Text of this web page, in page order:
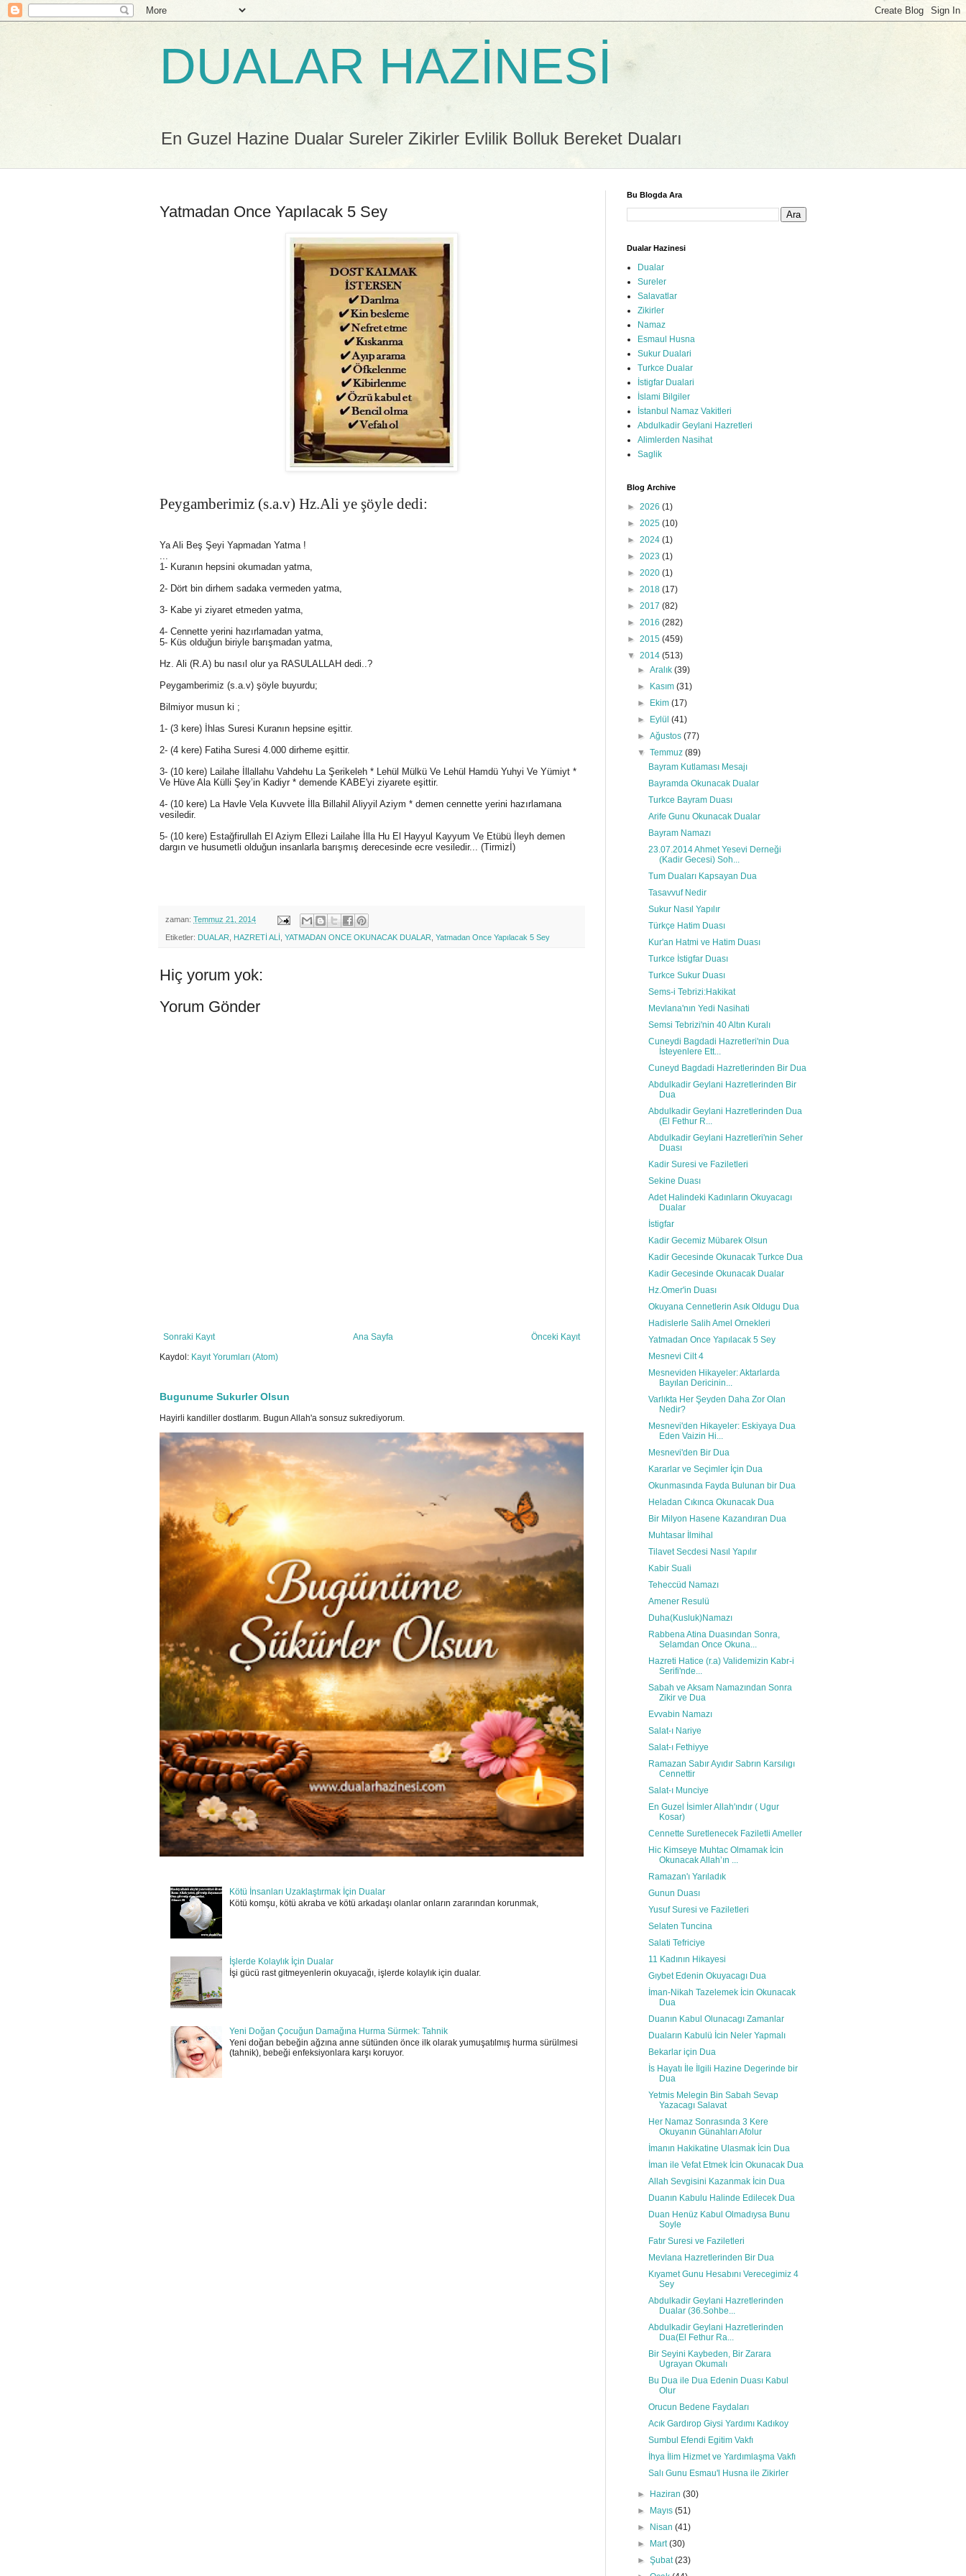
DUALAR HAZİNESİ
En Guzel Hazine Dualar Sureler Zikirler Evlilik Bolluk Bereket Duaları
Yatmadan Once Yapılacak 5 Sey
Peygamberimiz (s.a.v) Hz.Ali ye şöyle dedi:
Ya Ali Beş Şeyi Yapmadan Yatma !
1- Kuranın hepsini okumadan yatma,
2- Dört bin dirhem sadaka vermeden yatma,
3- Kabe yi ziyaret etmeden yatma,
4- Cennette yerini hazırlamadan yatma,
5- Küs olduğun biriyle barışmadan yatma,
Hz. Ali (R.A) bu nasıl olur ya RASULALLAH dedi..?
Peygamberimiz (s.a.v) şöyle buyurdu;
Bilmiyor musun ki ;
1- (3 kere) İhlas Suresi Kuranın hepsine eşittir.
2- (4 kere) Fatiha Suresi 4.000 dirheme eşittir.
3- (10 kere) Lailahe İllallahu Vahdehu La Şerikeleh * Lehül Mülkü Ve Lehül Hamdü Yuhyi Ve Yümiyt *
Ve Hüve Ala Külli Şey’in Kadiyr * demende KABE'yi ziyarete eşittir.
4- (10 kere) La Havle Vela Kuvvete İlla Billahil Aliyyil Aziym * demen cennette yerini hazırlamana
vesiledir.
5- (10 kere) Estağfirullah El Aziym Ellezi Lailahe İlla Hu El Hayyul Kayyum Ve Etübü İleyh demen
dargın ve husumetli olduğun insanlarla barışmış derecesinde ecre vesiledir... (Tirmizİ)
zaman: Temmuz 21, 2014
Etiketler: DUALAR HAZRETİ ALİ YATMADAN ONCE OKUNACAK DUALAR Yatmadan Once Yapılacak 5 Sey
Hiç yorum yok:
Yorum Gönder
Sonraki Kayıt Önceki Kayıt
Ana Sayfa
Kaydol: Kayıt Yorumları (Atom)
Bugunume Sukurler Olsun
Hayirli kandiller dostlarım. Bugun Allah'a sonsuz sukrediyorum.
Kötü İnsanları Uzaklaştırmak İçin Dualar
Kötü komşu, kötü akraba ve kötü arkadaşı olanlar onların zararından korunmak,
İşlerde Kolaylık İçin Dualar
İşi gücü rast gitmeyenlerin okuyacağı, işlerde kolaylık için dualar.
Yeni Doğan Çocuğun Damağına Hurma Sürmek: Tahnik
Yeni doğan bebeğin ağzına anne sütünden önce ilk olarak yumuşatılmış hurma sürülmesi
(tahnik), bebeği enfeksiyonlara karşı koruyor.
Bu Blogda Ara
Dualar Hazinesi
Dualar
Sureler
Salavatlar
Zikirler
Namaz
Esmaul Husna
Sukur Dualari
Turkce Dualar
İstigfar Dualari
İslami Bilgiler
İstanbul Namaz Vakitleri
Abdulkadir Geylani Hazretleri
Alimlerden Nasihat
Saglik
Blog Archive
► 2026 (1)
► 2025 (10)
► 2024 (1)
► 2023 (1)
► 2020 (1)
► 2018 (17)
► 2017 (82)
► 2016 (282)
► 2015 (459)
▼ 2014 (513)
►Aralık(39)
►
Kasım(31)
►
Ekim(17)
►
Eylül(41)
►Ağustos(77)
▼Temmuz(89)
Bayram Kutlaması Mesajı
Bayramda Okunacak Dualar
Turkce Bayram Duası
Arife Gunu Okunacak Dualar
Bayram Namazı
23.07.2014 Ahmet Yesevi Derneği
(Kadir Gecesi) Soh...
Tum Duaları Kapsayan Dua
Tasavvuf Nedir
Sukur Nasıl Yapılır
Türkçe Hatim Duası
Kur'an Hatmi ve Hatim Duası
Turkce İstigfar Duası
Turkce Sukur Duası
Sems-i Tebrizi:Hakikat
Mevlana'nın Yedi Nasihati
Semsi Tebrizi'nin 40 Altın Kuralı
Cuneydi Bagdadi Hazretleri'nin Dua
İsteyenlere Ett...
Cuneyd Bagdadi Hazretlerinden Bir Dua
Abdulkadir Geylani Hazretlerinden Bir
Dua
Abdulkadir Geylani Hazretlerinden Dua
(El Fethur R...
Abdulkadir Geylani Hazretleri'nin Seher
Duası
Kadir Suresi ve Faziletleri
Sekine Duası
Adet Halindeki Kadınların Okuyacagı
Dualar
İstigfar
Kadir Gecemiz Mübarek Olsun
Kadir Gecesinde Okunacak Turkce Dua
Kadir Gecesinde Okunacak Dualar
Hz.Omer'in Duası
Okuyana Cennetlerin Asık Oldugu Dua
Hadislerle Salih Amel Ornekleri
Yatmadan Once Yapılacak 5 Sey
Mesnevi Cilt 4
Mesneviden Hikayeler: Aktarlarda
Bayılan Dericinin...
Varlıkta Her Şeyden Daha Zor Olan
Nedir?
Mesnevi'den Hikayeler: Eskiyaya Dua
Eden Vaizin Hi...
Mesnevi'den Bir Dua
Kararlar ve Seçimler İçin Dua
Okunmasında Fayda Bulunan bir Dua
Heladan Cıkınca Okunacak Dua
Bir Milyon Hasene Kazandıran Dua
Muhtasar İlmihal
Tilavet Secdesi Nasıl Yapılır
Kabir Suali
Teheccüd Namazı
Amener Resulü
Duha(Kusluk)Namazı
Rabbena Atina Duasından Sonra,
Selamdan Once Okuna...
Hazreti Hatice (r.a) Validemizin Kabr-i
Serifi'nde...
Sabah ve Aksam Namazından Sonra
Zikir ve Dua
Evvabin Namazı
Salat-ı Nariye
Salat-ı Fethiyye
Ramazan Sabır Ayıdır Sabrın Karsılıgı
Cennettir
Salat-ı Munciye
En Guzel İsimler Allah'ındır ( Ugur
Kosar)
Cennette Suretlenecek Faziletli Ameller
Hic Kimseye Muhtac Olmamak İcin
Okunacak Allah’ın ...
Ramazan'ı Yarıladık
Gunun Duası
Yusuf Suresi ve Faziletleri
Selaten Tuncina
Salati Tefriciye
11 Kadının Hikayesi
Gıybet Edenin Okuyacagı Dua
İman-Nikah Tazelemek İcin Okunacak
Dua
Duanın Kabul Olunacagı Zamanlar
Duaların Kabulü İcin Neler Yapmalı
Bekarlar için Dua
İs Hayatı İle İlgili Hazine Degerinde bir
Dua
Yetmis Melegin Bin Sabah Sevap
Yazacagı Salavat
Her Namaz Sonrasında 3 Kere
Okuyanın Günahları Afolur
İmanın Hakikatine Ulasmak İcin Dua
İman ile Vefat Etmek İcin Okunacak Dua
Allah Sevgisini Kazanmak İcin Dua
Duanın Kabulu Halinde Edilecek Dua
Duan Henüz Kabul Olmadıysa Bunu
Soyle
Fatır Suresi ve Faziletleri
Mevlana Hazretlerinden Bir Dua
Kıyamet Gunu Hesabını Verecegimiz 4
Sey
Abdulkadir Geylani Hazretlerinden
Dualar (36.Sohbe...
Abdulkadir Geylani Hazretlerinden
Dua(El Fethur Ra...
Bir Seyini Kaybeden, Bir Zarara
Ugrayan Okumalı
Bu Dua ile Dua Edenin Duası Kabul
Olur
Orucun Bedene Faydaları
Acık Gardırop Giysi Yardımı Kadıkoy
Sumbul Efendi Egitim Vakfı
İhya İlim Hizmet ve Yardımlaşma Vakfı
Salı Gunu Esmau'l Husna ile Zikirler
► Haziran(30)
►
Mayıs(51)
►
Nisan(41)
►
Mart(30)
►Şubat(23)